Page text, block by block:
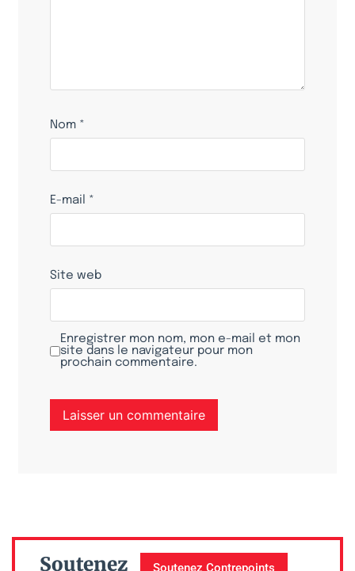
Nom *
E-mail *
Site web
Enregistrer mon nom, mon e-mail et mon
site dans le navigateur pour mon
prochain commentaire.
Soutenez